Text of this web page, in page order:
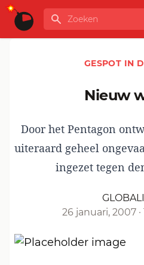
Ga naar de inhoud
GLOBALINFO
Zoeken
GESPOT IN
nieuw
Door het Pentagon
uiteraard geheel
ingezet tegen
26 januari, 2007 ·